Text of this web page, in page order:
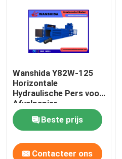
Wanshida Y82W-125
Horizontale
Hydraulische Pers voor
Afvalpapier,
Kunststoffen & PET-
flessenBeste prijs
Contacteer ons